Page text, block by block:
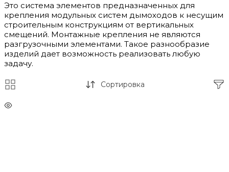
Это система элементов предназначенных для
крепления модульных систем дымоходов к несущим
строительным конструкциям от вертикальных
смещений. Монтажные крепления не являются
разгрузочными элементами. Такое разнообразие
изделий дает возможность реализовать любую
задачу.
Сортировка